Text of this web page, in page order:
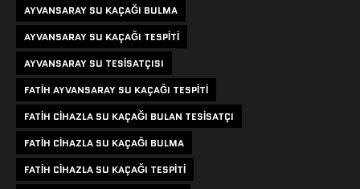
AYVANSARAY SU KAÇAĞI BULMA
AYVANSARAY SU KAÇAĞI TESPITI
AYVANSARAY SU TESISATÇISI
FATIH AYVANSARAY SU KAÇAĞI TESPITI
FATIH CIHAZLA SU KAÇAĞI BULAN TESISATÇI
FATIH CIHAZLA SU KAÇAĞI BULMA
FATIH CIHAZLA SU KAÇAĞI TESPITI